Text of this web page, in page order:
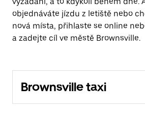
objednáváte jízdu z letiště nebo
nová místa, přihlaste se online
a zadejte cíl ve městě Brownsville.
Brownsville taxi